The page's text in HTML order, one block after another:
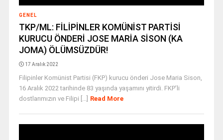
GENEL
TKP/ML: FİLİPİNLER KOMÜNİST PARTİSİ
KURUCU ÖNDERİ JOSE MARİA SİSON (KA
JOMA) ÖLÜMSÜZDÜR!
17 Aralık 2022
Filipinler Komünist Partisi (FKP) kurucu önderi Jose Maria Sison,
16 Aralık 2022 tarihinde 83 yaşında yaşamını yitirdi. FKP’li
dostlarımızın ve Filipi [...] Read More